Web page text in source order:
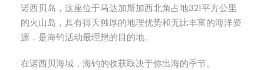
诺西贝岛，这座位于马达加斯加西北角占地321平方公里
的火山岛，具有得天独厚的地理优势和无比丰富的海洋资
源，是海钓活动最理想的目的地。
在诺西贝海域，海钓的收获取决于你出海的季节。